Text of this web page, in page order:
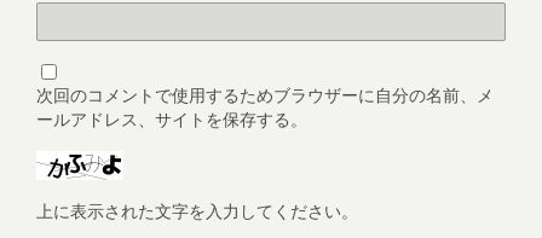
次回のコメントで使用するためブラウザーに自分の名前、メ
ールアドレス、サイトを保存する。
上に表示された文字を入力してください。